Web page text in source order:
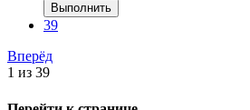
Выполнить
39
Вперёд
1 из 39